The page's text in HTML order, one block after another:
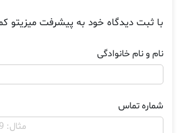
با ثبت دیدگاه خود به پیشرفت میزیتو
نام و نام خانوادگی
شماره تماس